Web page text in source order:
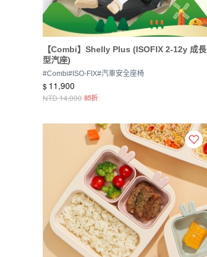
【Combi】Shelly Plus (ISOFIX 2-12y 成長
型汽座)
#Combi#ISO-FIX#汽車安全座椅
$ 11,900
NTD14,000 85折